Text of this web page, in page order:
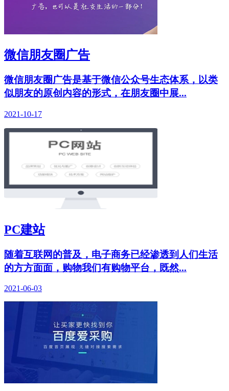
微信朋友圈广告
微信朋友圈广告是基于微信公众号生态体系，以类
似朋友的原创内容的形式，在朋友圈中展...
2021-10-17
PC建站
随着互联网的普及，电子商务已经渗透到人们生活
的方方面面，购物我们有购物平台，既然...
2021-06-03